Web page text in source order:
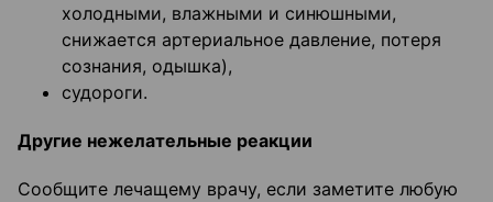
холодными, влажными и синюшными,
снижается артериальное давление, потеря
сознания, одышка),
судороги.
Другие нежелательные реакции
Сообщите лечащему врачу, если заметите любую